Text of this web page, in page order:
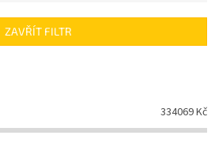
ZAVŘÍT FILTR
334069Kč